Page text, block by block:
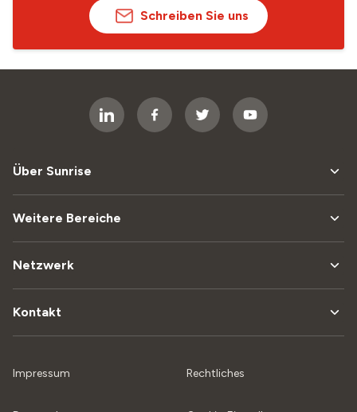
Schreiben Sie uns
Über Sunrise
Weitere Bereiche
Netzwerk
Kontakt
Impressum Rechtliches